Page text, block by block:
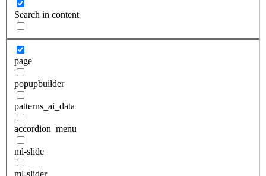
Search in content
page
popupbuilder
patterns_ai_data
accordion_menu
ml-slide
ml-slider